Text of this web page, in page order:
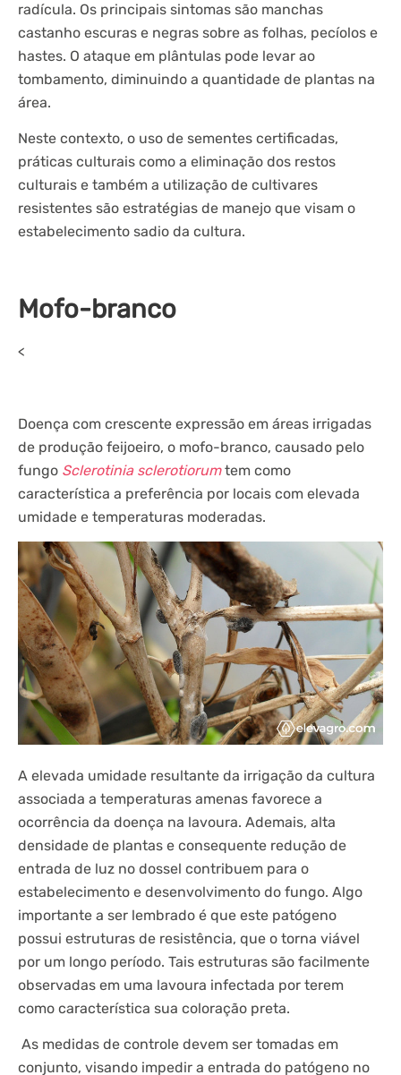
radícula. Os principais sintomas são manchas
castanho escuras e negras sobre as folhas, pecíolos e
hastes. O ataque em plântulas pode levar ao
tombamento, diminuindo a quantidade de plantas na
área.
Neste contexto, o uso de sementes certificadas,
práticas culturais como a eliminação dos restos
culturais e também a utilização de cultivares
resistentes são estratégias de manejo que visam o
estabelecimento sadio da cultura.
Mofo-branco
<
Doença com crescente expressão em áreas irrigadas
de produção feijoeiro, o mofo-branco, causado pelo
fungo Sclerotinia sclerotiorumtem como
característica a preferência por locais com elevada
umidade e temperaturas moderadas.
A elevada umidade resultante da irrigação da cultura
associada a temperaturas amenas favorece a
ocorrência da doença na lavoura. Ademais, alta
densidade de plantas e consequente redução de
entrada de luz no dossel contribuem para o
estabelecimento e desenvolvimento do fungo. Algo
importante a ser lembrado é que este patógeno
possui estruturas de resistência, que o torna viável
por um longo período. Tais estruturas são facilmente
observadas em uma lavoura infectada por terem
como característica sua coloração preta.
As medidas de controle devem ser tomadas em
conjunto, visando impedir a entrada do patógeno no